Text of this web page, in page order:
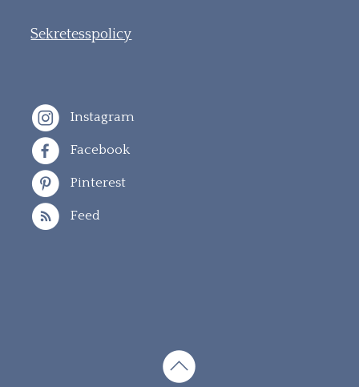
Sekretesspolicy
Instagram
Facebook
Pinterest
Feed